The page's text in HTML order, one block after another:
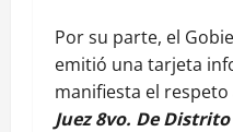
Por su parte, el
emitió una tarjeta
manifiesta el
Juez 8vo. De